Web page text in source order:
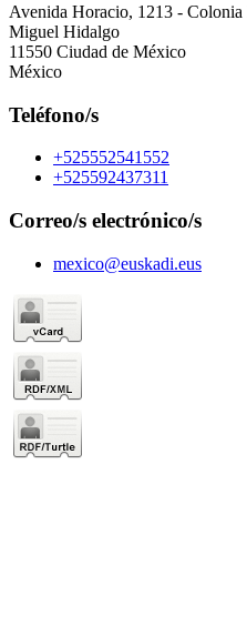
Avenida Horacio, 1213 - Colonia
Miguel Hidalgo
11550 Ciudad de México
México
Teléfono/s
+525552541552
+525592437311
Correo/s electrónico/s
mexico@euskadi.eus